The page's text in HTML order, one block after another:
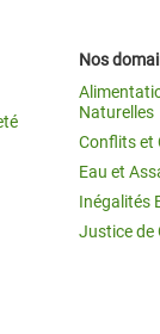
Crise
Crise
Nos
Naturelles
Conflits et
Eau et
Inégalités
Justice de